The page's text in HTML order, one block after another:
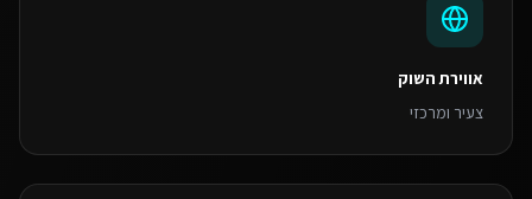
אווירת השוק
צעיר ומרכזי